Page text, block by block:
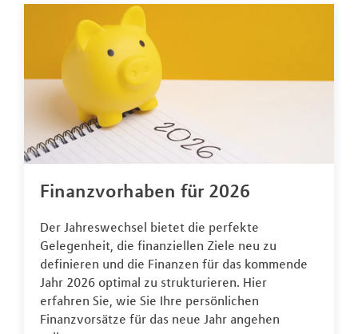
Finanzvorhaben für 2026
Der Jahreswechsel bietet die perfekte
Gelegenheit, die finanziellen Ziele neu zu
definieren und die Finanzen für das kommende
Jahr 2026 optimal zu strukturieren. Hier
erfahren Sie, wie Sie Ihre persönlichen
Finanzvorsätze für das neue Jahr angehen